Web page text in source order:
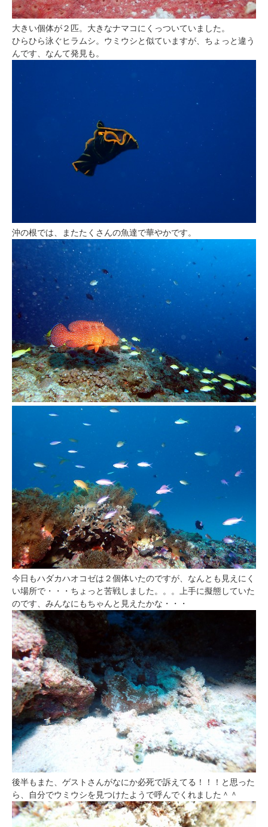
大きい個体が２匹。大きなナマコにくっついていました。
ひらひら泳ぐヒラムシ。ウミウシと似ていますが、ちょっと違う
んです、なんて発見も。
沖の根では、またたくさんの魚達で華やかです。
今日もハダカハオコゼは２個体いたのですが、なんとも見えにく
い場所で・・・ちょっと苦戦しました。。。上手に擬態していた
のです、みんなにもちゃんと見えたかな・・・
後半もまた、ゲストさんがなにか必死で訴えてる！！！と思った
ら、自分でウミウシを見つけたようで呼んでくれました＾＾